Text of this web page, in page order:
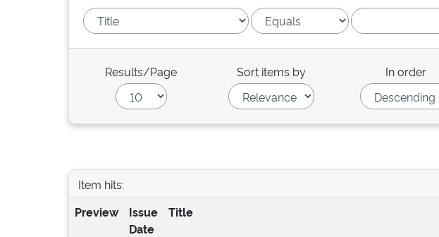
Results/Page Sort items by In order
Item hits:
Preview
Issue
Date
Title